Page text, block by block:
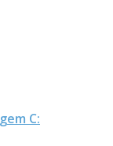
C: